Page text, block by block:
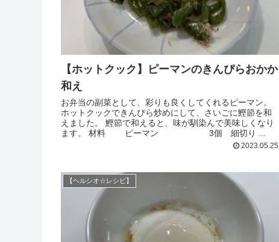
【ホットクック】ピーマンのきんぴらおかか
和え
お弁当の副菜として、彩りも良くしてくれるピーマン。
ホットクックできんぴら炒めにして、さいごに鰹節を和
えました。 鰹節で和えると、味が馴染んで美味しくなり
ます。 材料 ピーマン 3個 細切り ...
2023.05.25
【ヘルシオ☆レシピ】